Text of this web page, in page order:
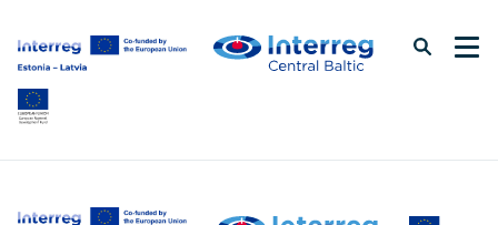
uz
lapas
saturu